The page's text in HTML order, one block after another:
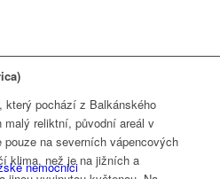
nemocnici
pochází z Balkánského
reliktní, původní areál v
na severních vápencových
klima, než je na jižních a